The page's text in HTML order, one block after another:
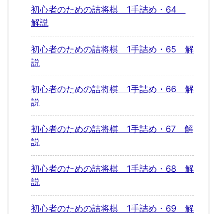
初心者のための詰将棋 1手詰め・64
解説
初心者のための詰将棋 1手詰め・65 解
説
初心者のための詰将棋 1手詰め・66 解
説
初心者のための詰将棋 1手詰め・67 解
説
初心者のための詰将棋 1手詰め・68 解
説
初心者のための詰将棋 1手詰め・69 解